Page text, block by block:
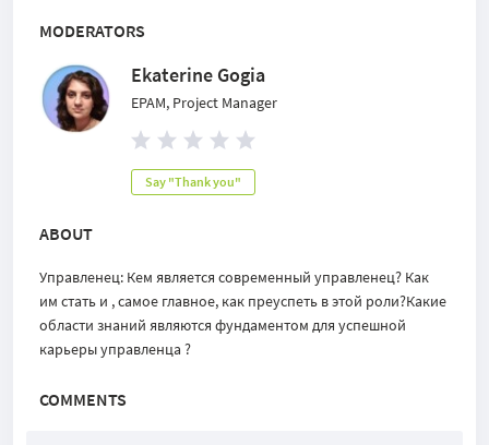
MODERATORS
Ekaterine Gogia
EPAM, Project Manager
Say "Thank you"
ABOUT
Управленец: Кем является современный управленец? Как
им стать и , самое главное, как преуспеть в этой роли?Какие
области знаний являются фундаментом для успешной
карьеры управленца ?
COMMENTS